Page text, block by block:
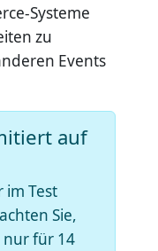
Systeme
zu
Events
auf
im Test
Sie,
nur für 14